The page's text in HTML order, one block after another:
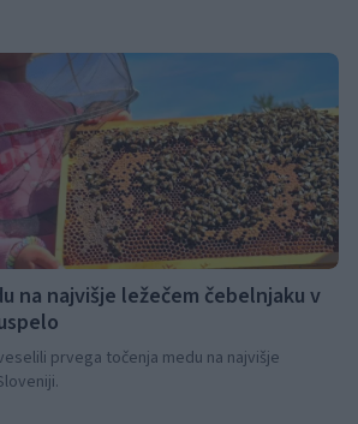
na najvišje ležečem čebelnjaku v
prvega točenja medu na najvišje